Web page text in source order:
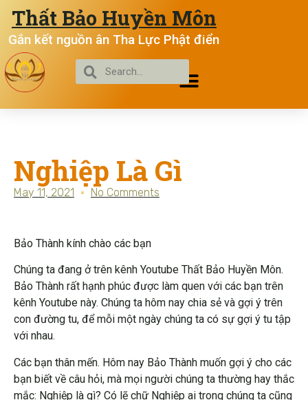
Thất Bảo Huyền Môn
Gắn kết nguồn ân Tha Lực Phật điển
Nghiệp Là Gì
May 11, 2021 No Comments
Bảo Thành kính chào các bạn
Chúng ta đang ở trên kênh Youtube Thất Bảo Huyền Môn.
Bảo Thành rất hạnh phúc được làm quen với các bạn trên
kênh Youtube này. Chúng ta hôm nay chia sẻ và gợi ý trên
con đường tu, để mỗi một ngày chúng ta có sự gợi ý tu tập
với nhau.
Các bạn thân mến. Hôm nay Bảo Thành muốn gợi ý cho các
bạn biết về câu hỏi, mà mọi người chúng ta thường hay thắc
mắc: Nghiệp là gì? Có lẽ chữ Nghiệp ai trong chúng ta cũng